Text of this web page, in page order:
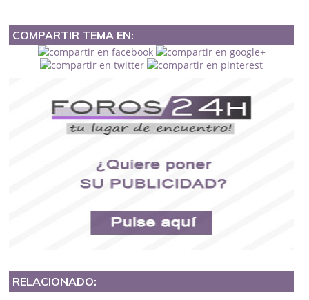
COMPARTIR TEMA EN:
RELACIONADO: